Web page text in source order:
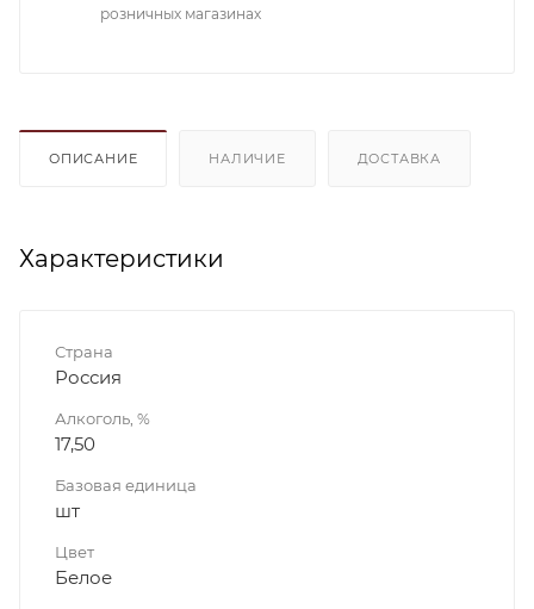
розничных магазинах
ОПИСАНИЕ НАЛИЧИЕ ДОСТАВКА
Характеристики
Страна
Россия
Алкоголь, %
17,50
Базовая единица
шт
Цвет
Белое